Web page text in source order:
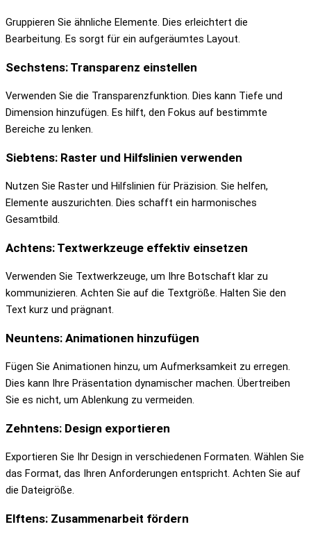
Gruppieren Sie ähnliche Elemente. Dies erleichtert die
Bearbeitung. Es sorgt für ein aufgeräumtes Layout.
Sechstens: Transparenz einstellen
Verwenden Sie die Transparenzfunktion. Dies kann Tiefe und
Dimension hinzufügen. Es hilft, den Fokus auf bestimmte
Bereiche zu lenken.
Siebtens: Raster und Hilfslinien verwenden
Nutzen Sie Raster und Hilfslinien für Präzision. Sie helfen,
Elemente auszurichten. Dies schafft ein harmonisches
Gesamtbild.
Achtens: Textwerkzeuge effektiv einsetzen
Verwenden Sie Textwerkzeuge, um Ihre Botschaft klar zu
kommunizieren. Achten Sie auf die Textgröße. Halten Sie den
Text kurz und prägnant.
Neuntens: Animationen hinzufügen
Fügen Sie Animationen hinzu, um Aufmerksamkeit zu erregen.
Dies kann Ihre Präsentation dynamischer machen. Übertreiben
Sie es nicht, um Ablenkung zu vermeiden.
Zehntens: Design exportieren
Exportieren Sie Ihr Design in verschiedenen Formaten. Wählen Sie
das Format, das Ihren Anforderungen entspricht. Achten Sie auf
die Dateigröße.
Elftens: Zusammenarbeit fördern